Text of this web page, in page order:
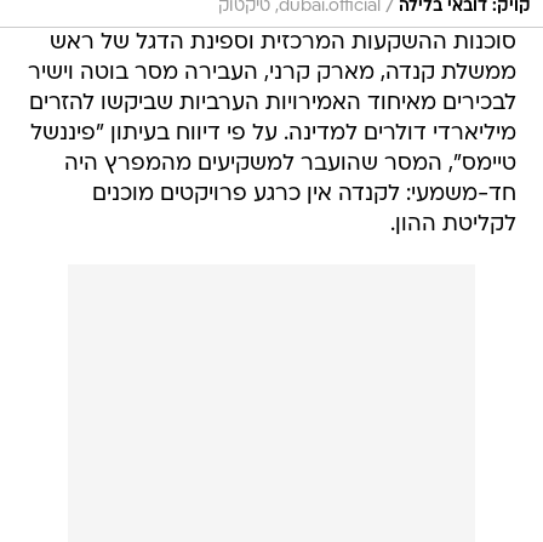
ממשלת קנדה, מארק קרני, העבירה מסר בוטה וישיר
לבכירים מאיחוד האמירויות הערביות שביקשו להזרים
מיליארדי דולרים למדינה. על פי דיווח בעיתון "פיננשל
טיימס", המסר שהועבר למשקיעים מהמפרץ היה
חד-משמעי: לקנדה אין כרגע פרויקטים מוכנים
לקליטת ההון.